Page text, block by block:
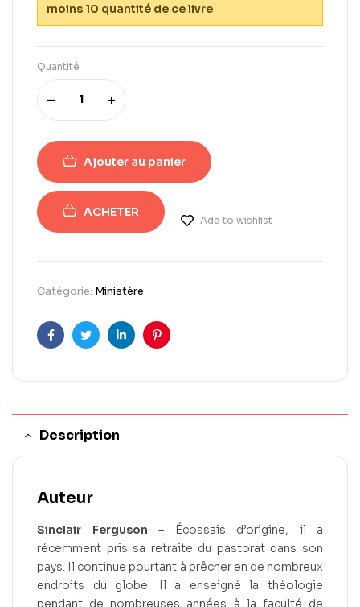
moins 10 quantité de ce livre
Quantité
Ajouter au panier
ACHETER
Add to wishlist
Catégorie: Ministère
FacebookTwitterLinkedinPinterest
Description
Auteur
Sinclair Ferguson – Écossais d’origine, il a
récemment pris sa retraite du pastorat dans son
pays. Il continue pourtant à prêcher en de nombreux
endroits du globe. Il a enseigné la théologie
pendant de nombreuses années à la faculté de